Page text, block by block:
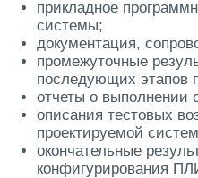
прикладное
системы;
документация,
промежуточные
последующих этапов
отчеты о выполнении
описания тестовых
проектируемой
окончательные
конфигурирования